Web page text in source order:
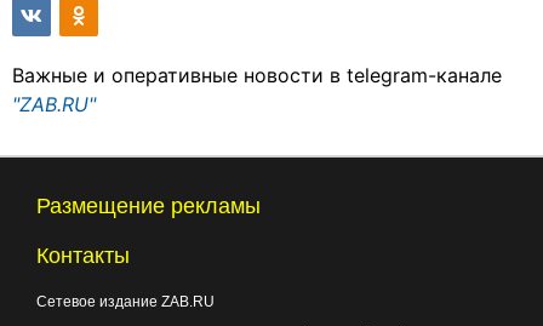
Важные и оперативные новости в telegram-канале
"ZAB.RU"
Размещение рекламы
Контакты
Сетевое издание ZAB.RU